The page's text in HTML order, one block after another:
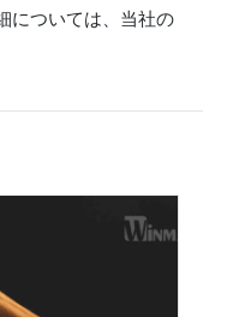
については、当社の